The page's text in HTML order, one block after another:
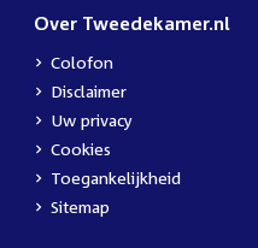
Over Tweedekamer.nl
Colofon
Disclaimer
Uw privacy
Cookies
Toegankelijkheid
Sitemap